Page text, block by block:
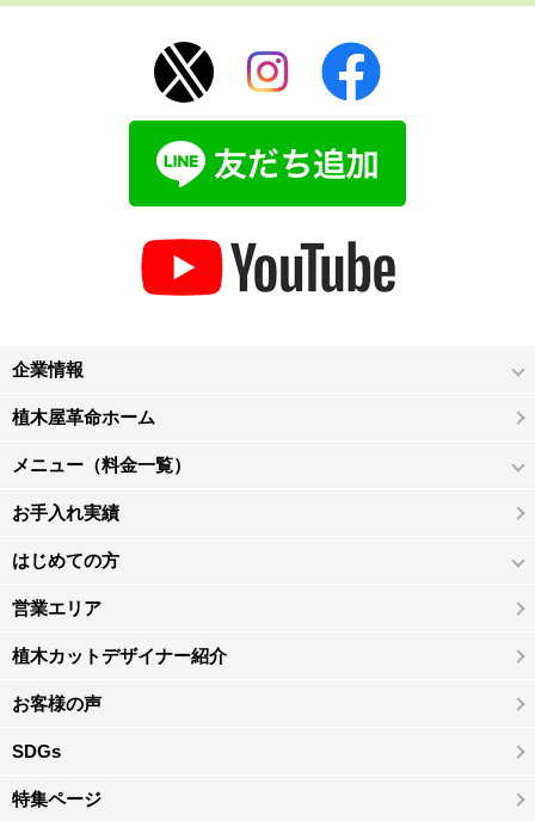
企業情報
植木屋革命ホーム
メニュー（料金一覧）
お手入れ実績
はじめての方
営業エリア
植木カットデザイナー紹介
お客様の声
SDGs
特集ページ